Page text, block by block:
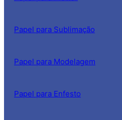
Papel para Sublimação
Papel para Modelagem
Papel para Enfesto